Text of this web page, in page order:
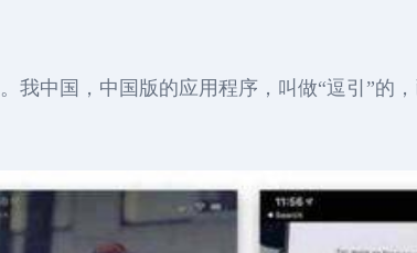
我中国，中国版的应用程序，叫做“逗引”的